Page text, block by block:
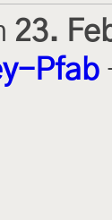
23.
Pfab